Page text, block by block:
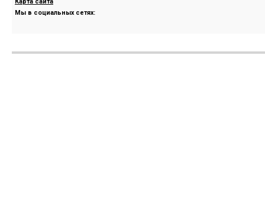
Карта сайта
Мы в социальных сетях: